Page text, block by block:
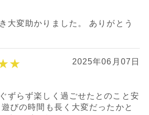
大変助かりました。 ありがとう
2025年06月07日
ずらず楽しく過ごせたとのこと安
びの時間も長く大変だったかと